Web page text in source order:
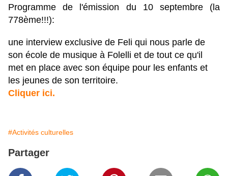
Programme de l'émission du 10 septembre (la
778ème!!!):
une interview exclusive de Feli qui nous parle de
son école de musique à Folelli et de tout ce qu'il
met en place avec son équipe pour les enfants et
les jeunes de son territoire.
Cliquer ici.
#Activités culturelles
Partager